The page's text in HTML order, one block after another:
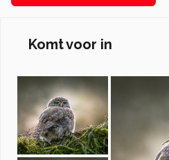
Komt voor in